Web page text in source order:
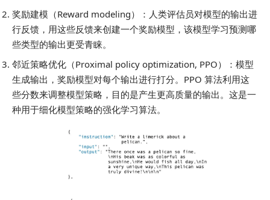
奖励建模（Reward modeling）：人类评估员对模型的输出进
行反馈，用这些反馈来创建一个奖励模型，该模型学习预测哪
些类型的输出更受青睐。
邻近策略优化（Proximal policy optimization, PPO）：模型
生成输出，奖励模型对每个输出进行打分。PPO 算法利用这
些分数来调整模型策略，目的是产生更高质量的输出。这是一
种用于细化模型策略的强化学习算法。